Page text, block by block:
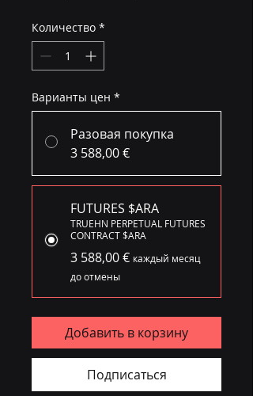
Количество *
Варианты цен *
Разовая покупка
3 588,00 €
FUTURES $ARA
TRUEHN PERPETUAL FUTURES
CONTRACT $ARA
3 588,00 € каждый месяц
до отмены
Добавить в корзину
Подписаться